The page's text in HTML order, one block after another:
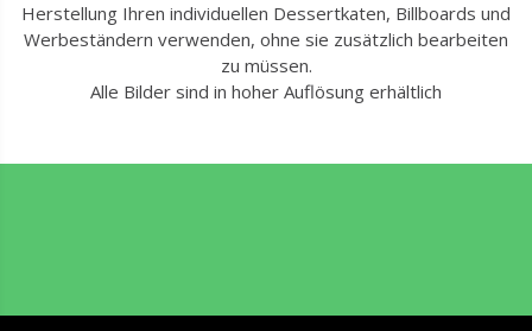
Herstellung Ihren individuellen Dessertkaten, Billboards und
Werbeständern verwenden, ohne sie zusätzlich bearbeiten
zu müssen.
Alle Bilder sind in hoher Auflösung erhältlich